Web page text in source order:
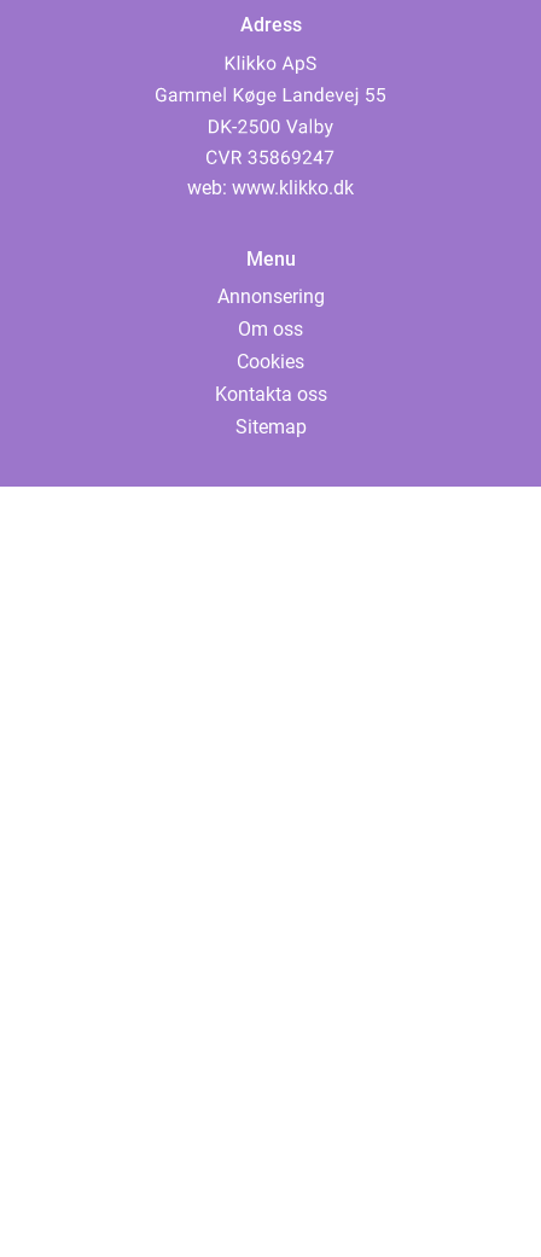
Adress
web: www.klikko.dk
Menu
Annonsering
Om oss
Cookies
Kontakta oss
Sitemap